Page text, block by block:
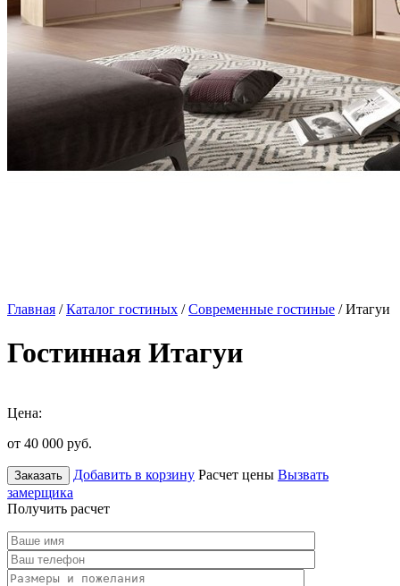
Главная /Каталог гостиных /Современные гостиные / Итагуи
Гостинная Итагуи
Цена:
от 40 000 руб.
Заказать Добавить в корзину Расчет цены Вызвать
замерщика
Получить расчет